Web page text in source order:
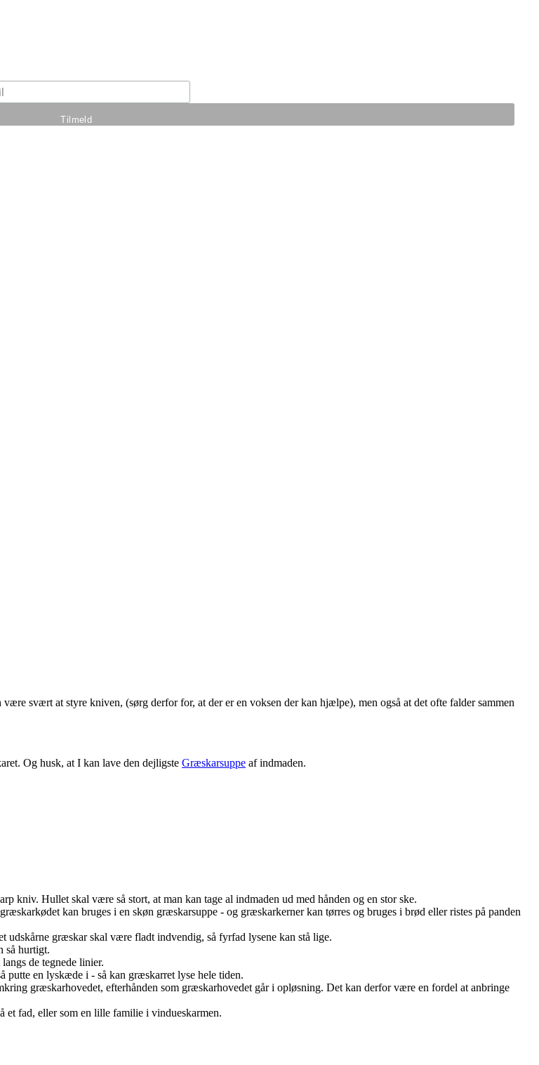
svært at styre kniven, (sørg derfor for, at der er en voksen der kan hjælpe), men også at det ofte falder sammen
Og husk, at I kan lave den dejligste Græskarsuppe af indmaden.
kniv. Hullet skal være så stort, at man kan tage al indmaden ud med hånden og en stor ske.
kan bruges i en skøn græskarsuppe - og græskarkerner kan tørres og bruges i brød eller ristes på panden
græskar skal være fladt indvendig, så fyrfad lysene kan stå lige.
så hurtigt.
de tegnede linier.
putte en lyskæde i - så kan græskarret lyse hele tiden.
græskarhovedet, efterhånden som græskarhovedet går i opløsning. Det kan derfor være en fordel at anbringe
et fad, eller som en lille familie i vindueskarmen.